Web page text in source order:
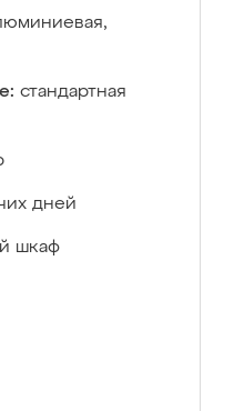
стандартная
дней
шкаф